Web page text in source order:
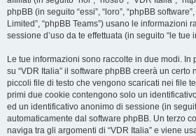
phpBB (in seguito “essi”, “loro”, “phpBB
Limited”, “phpBB Teams”) usano le informazioni
sessione d’uso da te effettuata (in seguito “le tue
Le tue informazioni sono raccolte in due modi. In
su “VDR Italia” il software phpBB creerà un
piccoli file di testo che vengono scaricati nei file
primi due cookie contengono solo un
ed un identificativo anonimo di sessione (in
automaticamente dal software phpBB. Un terzo
naviga tra gli argomenti di “VDR Italia” e viene